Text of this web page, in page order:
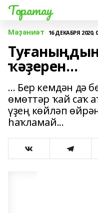
Торатау
Мәҙәниәт 16 ДЕКАБРЯ 2020,
ҡәҙерен…
… Бер кемдән дә
өмөттәр ҡай саҡ
үҙең көйләп
һаҡламай...